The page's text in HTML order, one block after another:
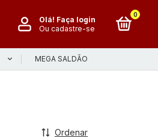
Olá! Faça login
Ou cadastre-se
0
MEGA SALDÃO
Ordenar